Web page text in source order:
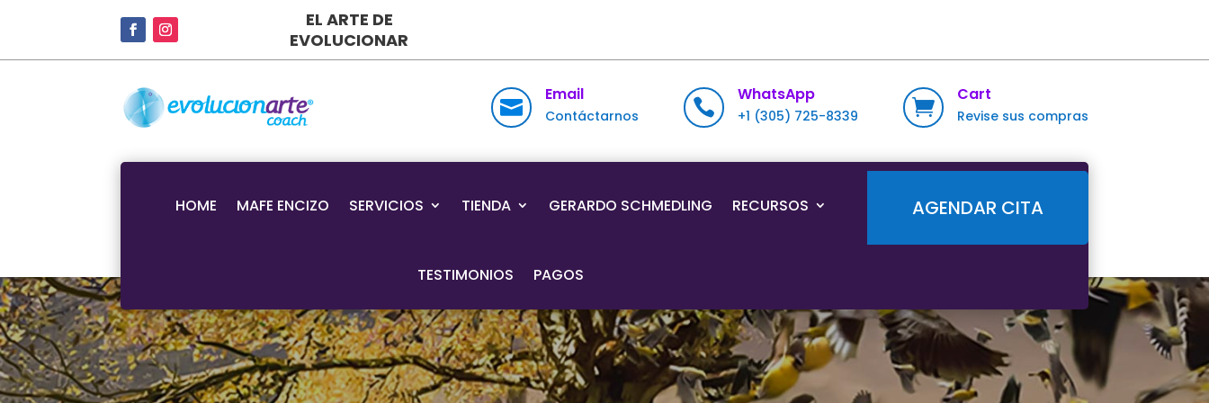
EL ARTE DE
EVOLUCIONAR

Email
Contáctarnos 
WhatsApp
+1 (305) 725-8339 
Cart
Revise sus compras
HOME MAFE ENCIZO SERVICIOS TIENDA GERARDO SCHMEDLING RECURSOS
TESTIMONIOS PAGOS
AGENDAR CITA